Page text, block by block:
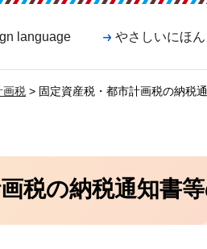
language やさしいにほ
画税 > 固定資産税・都市計画税の納税
税の納税通知書